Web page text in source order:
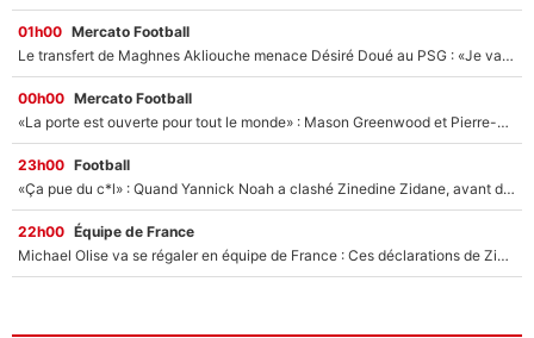
01h00 Mercato Football
Le transfert de Maghnes Akliouche menace Désiré Doué au PSG : «Je valide à 200%»
00h00 Mercato Football
«La porte est ouverte pour tout le monde» : Mason Greenwood et Pierre-Emerick Aubameyang ont quitté l'OM, Amine Gouiri balance sur la suite du mercato et sur la réaction du vestiaire !
23h00 Football
«Ça pue du c*l» : Quand Yannick Noah a clashé Zinedine Zidane, avant de se faire recadrer par le nouveau sélectionneur de l'équipe de France !
22h00 Équipe de France
Michael Olise va se régaler en équipe de France : Ces déclarations de Zinedine Zidane qui prouvent qu'il va tout miser sur la star du Bayern Munich !